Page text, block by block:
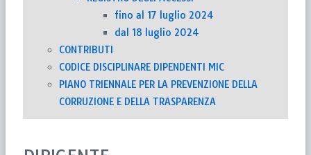
fino al 17 luglio 2024
dal 18 luglio 2024
CONTRIBUTI
CODICE DISCIPLINARE DIPENDENTI MIC
PIANO TRIENNALE PER LA PREVENZIONE DELLA
CORRUZIONE E DELLA TRASPARENZA